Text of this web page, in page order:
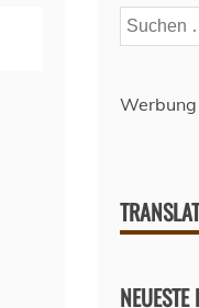
Suchen
nach:
Werbung